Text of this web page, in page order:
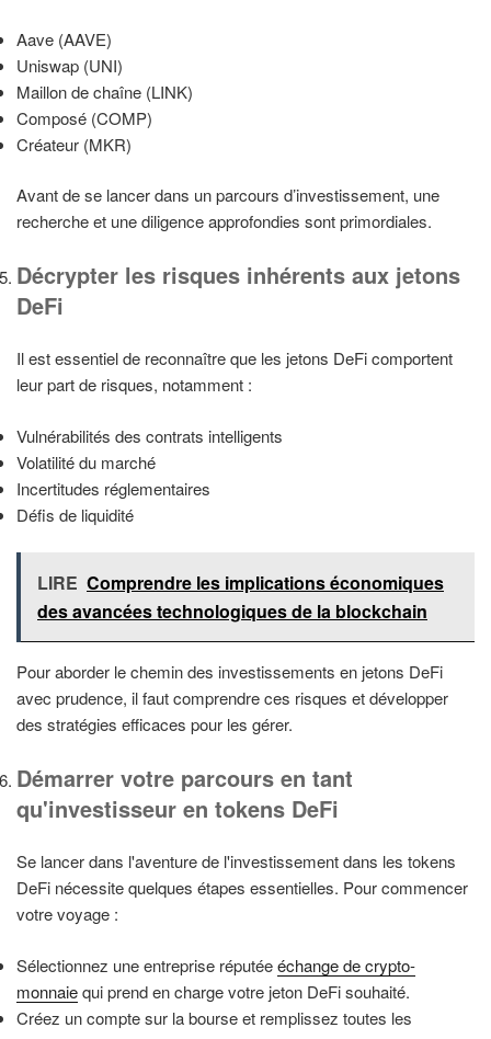
Aave (AAVE)
Uniswap (UNI)
Maillon de chaîne (LINK)
Composé (COMP)
Créateur (MKR)
Avant de se lancer dans un parcours d’investissement, une
recherche et une diligence approfondies sont primordiales.
Décrypter les risques inhérents aux jetons
DeFi
Il est essentiel de reconnaître que les jetons DeFi comportent
leur part de risques, notamment :
Vulnérabilités des contrats intelligents
Volatilité du marché
Incertitudes réglementaires
Défis de liquidité
LIRE Comprendre les implications économiques
des avancées technologiques de la blockchain
Pour aborder le chemin des investissements en jetons DeFi
avec prudence, il faut comprendre ces risques et développer
des stratégies efficaces pour les gérer.
Démarrer votre parcours en tant
qu'investisseur en tokens DeFi
Se lancer dans l'aventure de l'investissement dans les tokens
DeFi nécessite quelques étapes essentielles. Pour commencer
votre voyage :
Sélectionnez une entreprise réputéeéchange de crypto-
monnaiequi prend en charge votre jeton DeFi souhaité.
Créez un compte sur la bourse et remplissez toutes les